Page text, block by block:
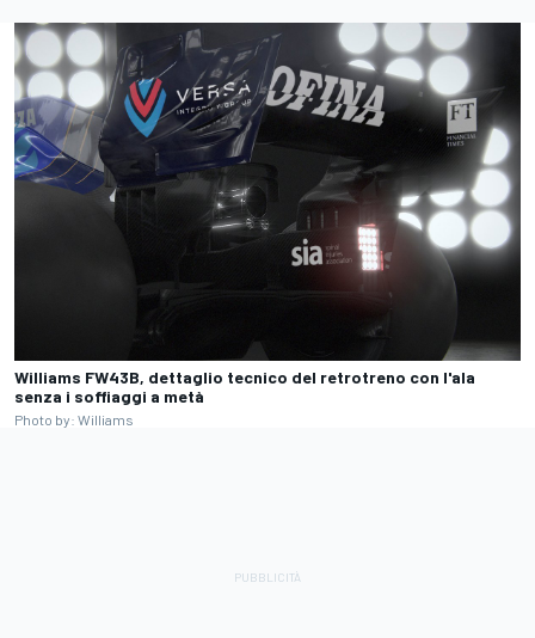
Williams FW43B, dettaglio tecnico del retrotreno con l'ala
senza i soffiaggi a metà
Photo by: Williams